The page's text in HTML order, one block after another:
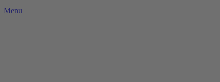
Menu